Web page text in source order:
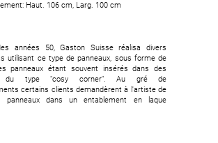
Haut. 106 cm, Larg. 100 cm
années 50, Gaston Suisse réalisa divers
utilisant ce type de panneaux, sous forme de
panneaux étant souvent insérés dans des
du type "cosy corner". Au gré de
certains clients demandèrent à l'artiste de
panneaux dans un entablement en laque